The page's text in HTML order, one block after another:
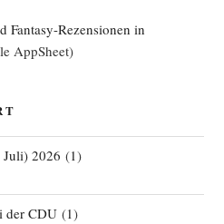
Fantasy-Rezensionen in
AppSheet)
2026 (1)
der CDU(1)